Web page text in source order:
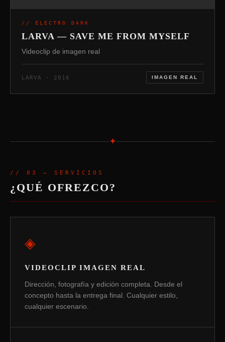
// ELECTRO DARK
LARVA — SAVE ME FROM MYSELF
Videoclip de imagen real
LARVA · 2016 IMAGEN REAL
✦
// 03 — SERVICIOS
¿QUÉ OFREZCO?
◈
VIDEOCLIP IMAGEN REAL
Dirección, fotografía y edición completa. Desde el
concepto hasta la entrega final. Cualquier estilo,
cualquier escenario.